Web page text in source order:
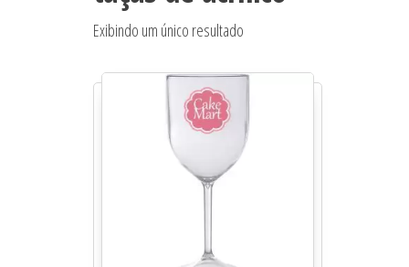
Exibindo um único resultado